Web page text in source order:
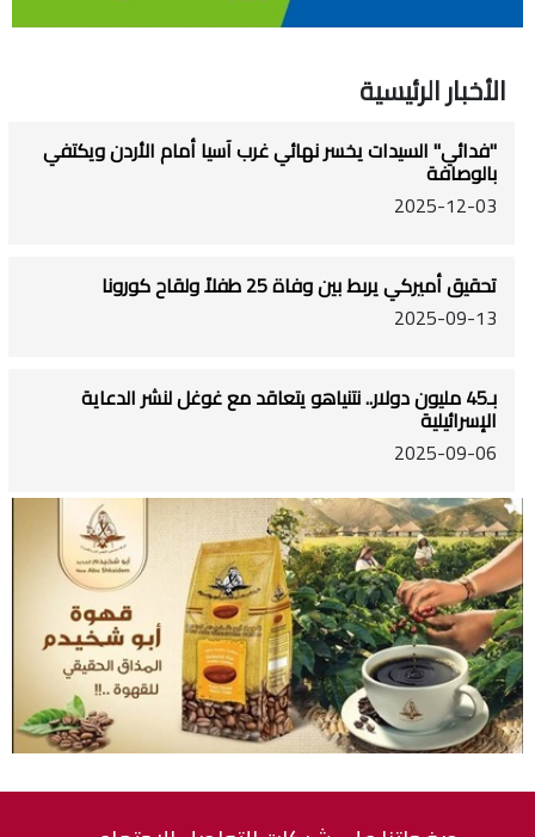
الأخبار الرئيسية
"فدائي" السيدات يخسر نهائي غرب آسيا أمام الأردن ويكتفي
بالوصافة
2025-12-03
تحقيق أميركي يربط بين وفاة 25 طفلاً ولقاح كورونا
2025-09-13
بـ45 مليون دولار.. نتنياهو يتعاقد مع غوغل لنشر الدعاية
الإسرائيلية
2025-09-06